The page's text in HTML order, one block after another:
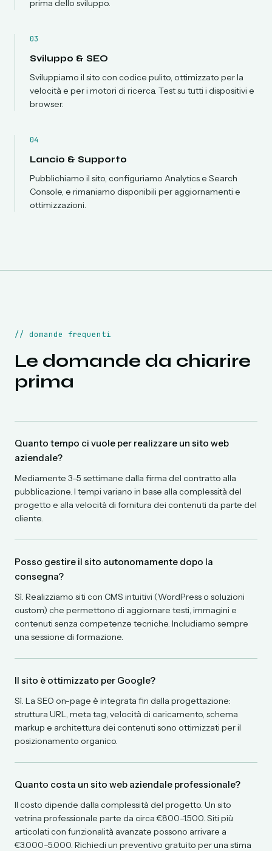
prima dello sviluppo.
03
Sviluppo & SEO
Sviluppiamo il sito con codice pulito, ottimizzato per la
velocità e per i motori di ricerca. Test su tutti i dispositivi e
browser.
04
Lancio & Supporto
Pubblichiamo il sito, configuriamo Analytics e Search
Console, e rimaniamo disponibili per aggiornamenti e
ottimizzazioni.
// domande frequenti
Le domande da chiarire
prima
Quanto tempo ci vuole per realizzare un sito web
aziendale?
Mediamente 3–5 settimane dalla firma del contratto alla
pubblicazione. I tempi variano in base alla complessità del
progetto e alla velocità di fornitura dei contenuti da parte del
cliente.
Posso gestire il sito autonomamente dopo la
consegna?
Sì. Realizziamo siti con CMS intuitivi (WordPress o soluzioni
custom) che permettono di aggiornare testi, immagini e
contenuti senza competenze tecniche. Includiamo sempre
una sessione di formazione.
Il sito è ottimizzato per Google?
Sì. La SEO on-page è integrata fin dalla progettazione:
struttura URL, meta tag, velocità di caricamento, schema
markup e architettura dei contenuti sono ottimizzati per il
posizionamento organico.
Quanto costa un sito web aziendale professionale?
Il costo dipende dalla complessità del progetto. Un sito
vetrina professionale parte da circa €800–1.500. Siti più
articolati con funzionalità avanzate possono arrivare a
€3.000–5.000. Richiedi un preventivo gratuito per una stima